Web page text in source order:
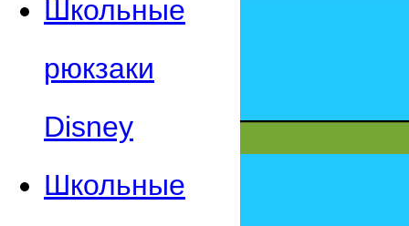
Школьные
рюкзаки
Disney
Школьные